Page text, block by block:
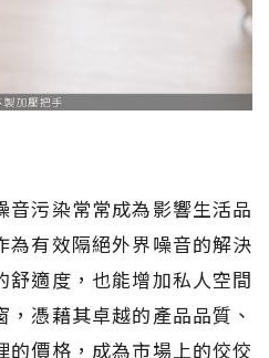
污染常常成為影響生活品
為有效隔絕外界噪音的解決
舒適度，也能增加私人空間
憑藉其卓越的產品品質、
價格，成為市場上的佼佼